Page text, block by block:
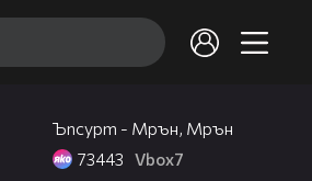
Ъпсурт - Мрън, Мрън
73443 Vbоx7